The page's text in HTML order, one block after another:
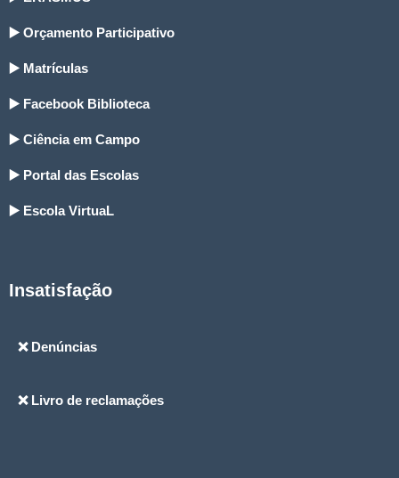
▶️ Orçamento Participativo
▶️ Matrículas
▶️ Facebook Biblioteca
▶️ Ciência em Campo
▶️ Portal das Escolas
▶️ Escola VirtuaL
Insatisfação
❌ Denúncias
❌ Livro de reclamações